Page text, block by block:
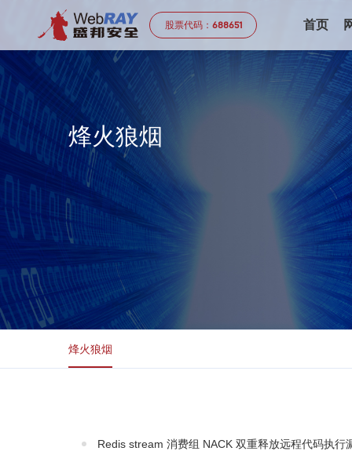
股票代码： 688651 首页
烽火狼烟
烽火狼烟
Redis stream 消费组 NACK 双重释放远程代码执